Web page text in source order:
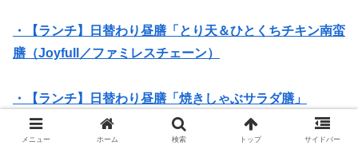
・【ランチ】日替わり昼膳「とり天＆ひとくちチキン南蛮
膳（Joyfull／ファミレスチェーン）
・【ランチ】日替わり昼膳「焼きしゃぶサラダ膳」
（Joyfull／ファミレスチェーン）
メニュー ホーム 検索 トップ サイドバー